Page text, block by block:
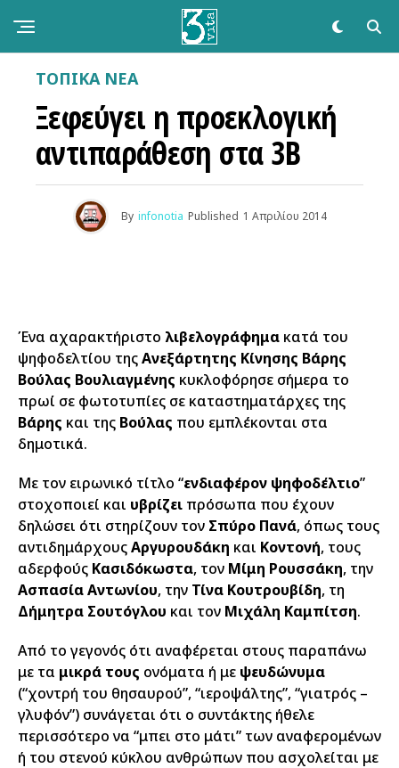
ΤΟΠΙΚΑ ΝΕΑ
Ξεφεύγει η προεκλογική
αντιπαράθεση στα 3Β
By infonotia Published 1 Απριλίου 2014
Ένα αχαρακτήριστο λιβελογράφημα κατά του
ψηφοδελτίου τηςΑνεξάρτητης Κίνησης Βάρης
Βούλας Βουλιαγμένης κυκλοφόρησε σήμερα το
πρωί σε φωτοτυπίες σε καταστηματάρχες της
Βάρης και της Βούλας που εμπλέκονται στα
δημοτικά.
Με τον ειρωνικό τίτλο “ενδιαφέρον ψηφοδέλτιο”
στοχοποιεί και υβρίζει πρόσωπα που έχουν
δηλώσει ότι στηρίζουν τον Σπύρο Πανά, όπως τους
αντιδημάρχουςΑργυρουδάκη και Κοντονή, τους
αδερφούς Κασιδόκωστα, τον Μίμη Ρουσσάκη, την
Ασπασία Αντωνίου, την Τίνα Κουτρουβίδη, τη
Δήμητρα Σουτόγλου και τον Μιχάλη Καμπίτση.
Από το γεγονός ότι αναφέρεται στους παραπάνω
με τα μικρά τους ονόματα ή με ψευδώνυμα
(“χοντρή του θησαυρού”, “ιεροψάλτης”, “γιατρός –
γλυφόν”) συνάγεται ότι ο συντάκτης ήθελε
περισσότερο να “μπει στο μάτι” των αναφερομένων
ή του στενού κύκλου ανθρώπων που ασχολείται με